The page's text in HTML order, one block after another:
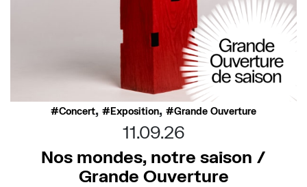
Concert, Exposition, Grande Ouverture
11.09.26
Nos mondes, notre saison /
Grande Ouverture